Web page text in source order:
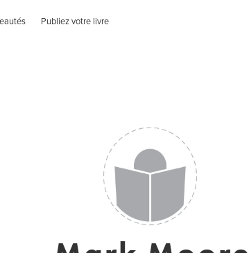
Publiez votre livre